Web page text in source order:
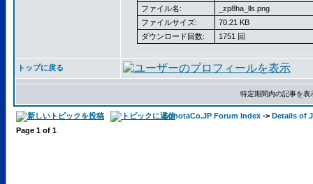
ファイル名:
_zp8ha_lls.png
ファイルサイズ:
70.21 KB
ダウンロード回数:
1751 回
トップに戻る
特定期間内の記事を
SonotaCo.JP Forum Index -> Details of
Page 1 of 1